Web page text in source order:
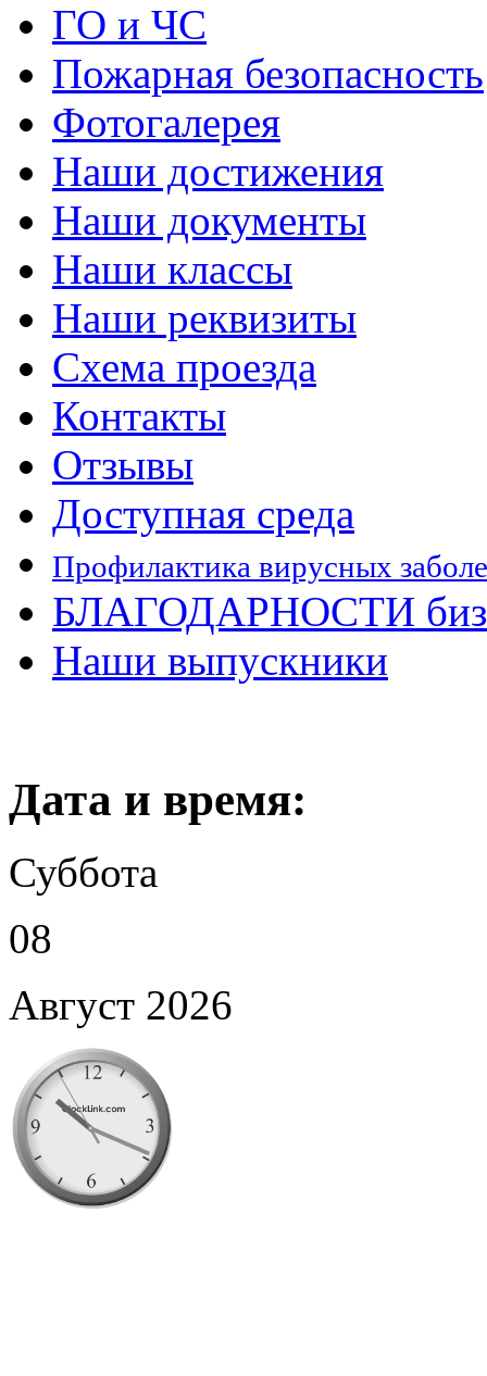
ГО и ЧС
Пожарная безопасность
Фотогалерея
Наши достижения
Наши документы
Наши классы
Наши реквизиты
Схема проезда
Контакты
Отзывы
Доступная среда
Профилактика вирусных
БЛАГОДАРНОСТИ
Наши выпускники
Дата и время:
Суббота
08
Август 2026